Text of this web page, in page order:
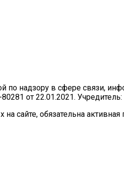
по надзору в сфере связи,
от 22.01.2021.
сайте, обязательна активная